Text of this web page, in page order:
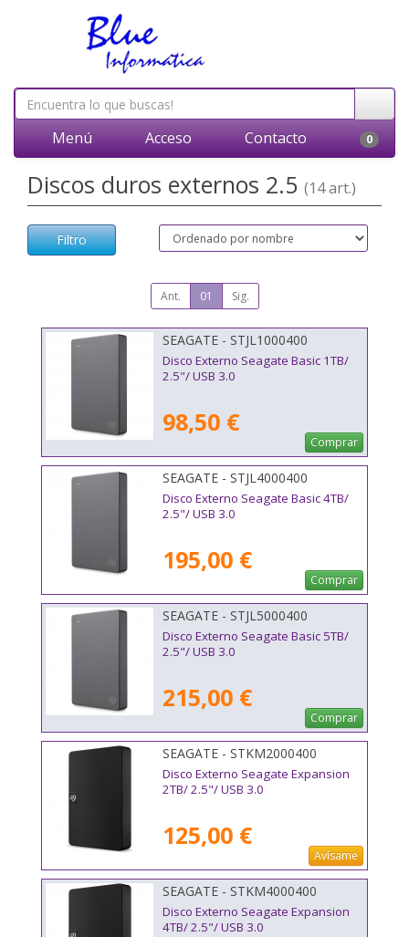
Menú Acceso Contacto 0
Discos duros externos 2.5 (14 art.)
Filtro
Ant. 01 Sig.
SEAGATE - STJL1000400
Disco Externo Seagate Basic 1TB/
2.5"/ USB 3.0
98,50 €
Comprar
SEAGATE - STJL4000400
Disco Externo Seagate Basic 4TB/
2.5"/ USB 3.0
195,00 €
Comprar
SEAGATE - STJL5000400
Disco Externo Seagate Basic 5TB/
2.5"/ USB 3.0
215,00 €
Comprar
SEAGATE - STKM2000400
Disco Externo Seagate Expansion
2TB/ 2.5"/ USB 3.0
125,00 €
Avísame
SEAGATE - STKM4000400
Disco Externo Seagate Expansion
4TB/ 2.5"/ USB 3.0